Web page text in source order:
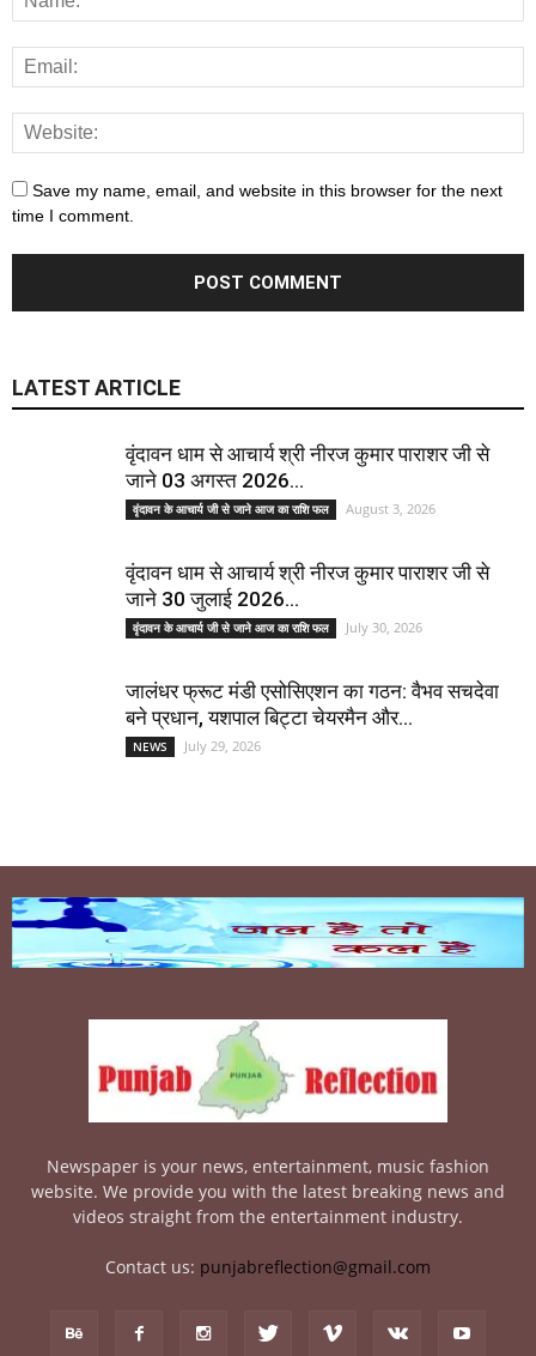
Save my name, email, and website in this browser for the next
time I comment.
LATEST ARTICLE
वृंदावन धाम से आचार्य श्री नीरज कुमार पाराशर जी से
जाने 03 अगस्त 2026...
वृंदावन के आचार्य जी से जाने आज का राशि फल August 3, 2026
वृंदावन धाम से आचार्य श्री नीरज कुमार पाराशर जी से
जाने 30 जुलाई 2026...
वृंदावन के आचार्य जी से जाने आज का राशि फल July 30, 2026
जालंधर फ्रूट मंडी एसोसिएशन का गठन: वैभव सचदेवा
बने प्रधान, यशपाल बिट्टा चेयरमैन और...
NEWS July 29, 2026
Newspaper is your news, entertainment, music fashion
website. We provide you with the latest breaking news and
videos straight from the entertainment industry.
Contact us: punjabreflection@gmail.com